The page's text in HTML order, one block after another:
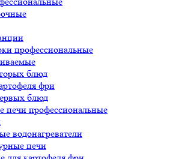
профессиональные
блюд
фри
блюд
печи профессиональные
водонагреватели
печи